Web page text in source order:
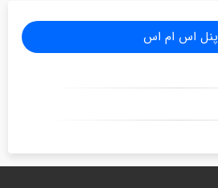
پنل اس ام اس